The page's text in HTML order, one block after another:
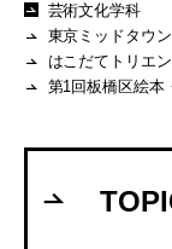
芸術文化学科
東京ミッドタウ
はこだてトリエ
第1回板橋区絵本